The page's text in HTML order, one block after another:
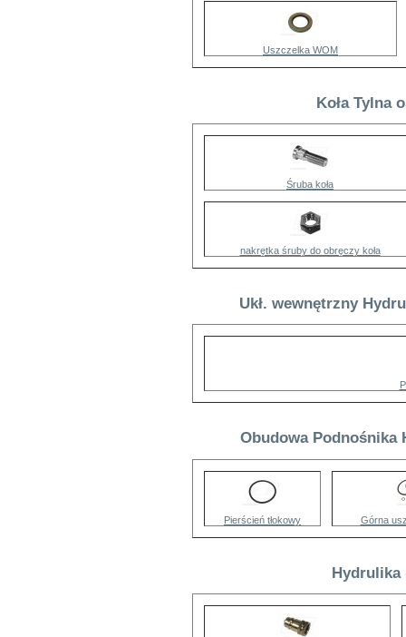
Uszczelka WOM
Koła Tylna
Śruba koła
nakrętka śruby do obręczy koła
Ukł. wewnętrzny
Obudowa Podnośnika
Pierścień tłokowy Górna
Hydrulika